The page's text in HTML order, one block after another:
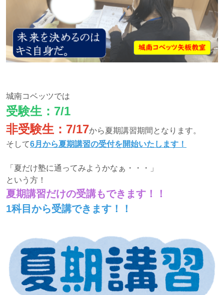
城南コベッツでは
受験生：7/1
非受験生：7/17から夏期講習期間となります。
そして6月から夏期講習の受付を開始いたします！
「夏だけ塾に通ってみようかなぁ・・・」
という方！
夏期講習だけの受講もできます！！
1科目から受講できます！！